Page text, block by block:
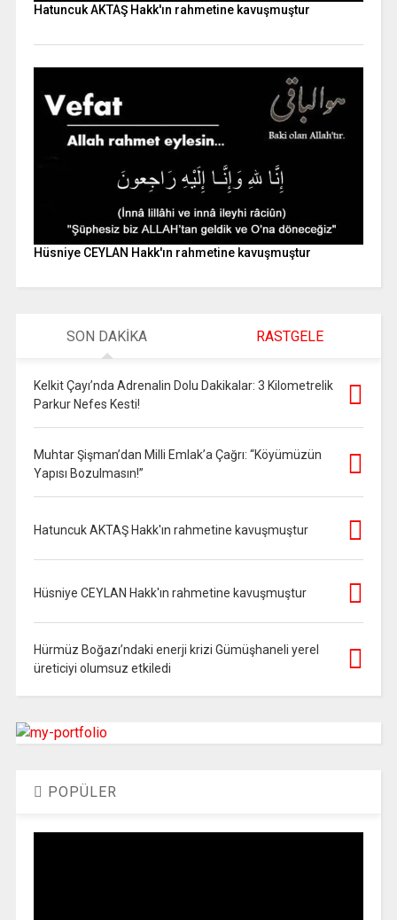
Hatuncuk AKTAŞ Hakk'ın rahmetine kavuşmuştur
Hüsniye CEYLAN Hakk'ın rahmetine kavuşmuştur
SON DAKİKA RASTGELE
Kelkit Çayı’nda Adrenalin Dolu Dakikalar: 3 Kilometrelik
Parkur Nefes Kesti!
Muhtar Şişman’dan Milli Emlak’a Çağrı: “Köyümüzün
Yapısı Bozulmasın!”
Hatuncuk AKTAŞ Hakk'ın rahmetine kavuşmuştur
Hüsniye CEYLAN Hakk'ın rahmetine kavuşmuştur
Hürmüz Boğazı’ndaki enerji krizi Gümüşhaneli yerel
üreticiyi olumsuz etkiledi
POPÜLER